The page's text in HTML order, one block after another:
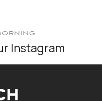
Instagram